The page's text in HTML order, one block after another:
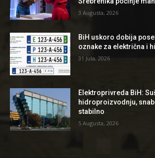
3 Augusta, 2026
BiH uskoro dobija
oznake za električna i
31 Jula, 2026
Elektroprivreda BiH:
hidroproizvodnju,
stabilno
5 Augusta, 2026